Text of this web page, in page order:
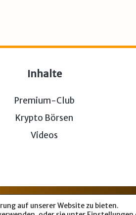
Inhalte
Premium-Club
Krypto Börsen
Videos
— Bitcoin-Bude © 2026. Von
auf unserer Website zu bieten.